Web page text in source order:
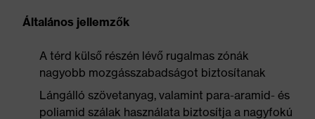
Általános jellemzők
A térd külső részén lévő rugalmas zónák
nagyobb mozgásszabadságot biztosítanak
Lángálló szövetanyag, valamint para-aramid- és
poliamid szálak használata biztosítja a nagyfokú